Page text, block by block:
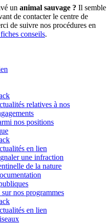
un animal sauvage ? Il semble
de contacter le centre de
de suivre nos procédures en
conseils.
relatives à nos
nos positions
en lien
une infraction
de la nature
nos programmes
en lien